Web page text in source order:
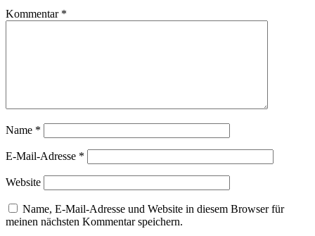
Kommentar *
Name *
E-Mail-Adresse *
Website
Name, E-Mail-Adresse und Website in diesem Browser für
meinen nächsten Kommentar speichern.